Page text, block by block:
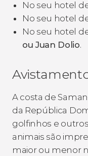
No seu hotel
No seu hotel
No seu hotel
ou Juan Dolio.
A costa de
da República
golfinhos e
animais são
maior ou menor